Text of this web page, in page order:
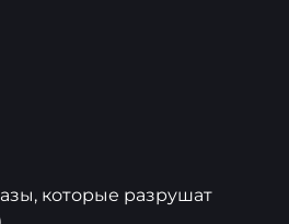
которые разрушат